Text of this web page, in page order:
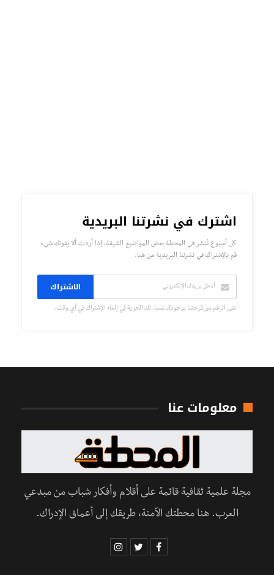
اشترك في نشرتنا البريدية
كل أسبوع تُنشر في المحطة بعض المواضيع الشيقة، إذا أردت ألا يفوتك شيء
قم بالإشتراك في نشرتنا البريدية من هنا.
الاشتراك
على الرغم من فرحتنا بوجودك معنا، لك الحرية في إلغاء الإشتراك في أي وقت.
معلومات عنا
مجلة علمية ثقافية قائمة على أقلام وأفكار شباب من مبدعي
العرب. هنا محطتك الآمنة، طريقك إلى أعماق الإدراك.